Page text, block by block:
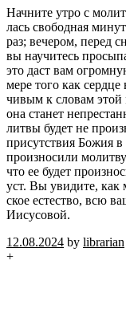
Нач­ни­те утро с
лась сво­бод­ная
раз; ве­че­ром, перед
вы на­учи­тесь
это даст вам
мере того как
чи­вым к сло­вам
она ста­нет
лит­вы будет не
при­сут­ствия Божия
про­из­но­си­ли
что ее будет
уст. Вы уви­ди­те, как
ское есте­ство, всю
Иису­со­вой.
12.08.2024 by librarian
+